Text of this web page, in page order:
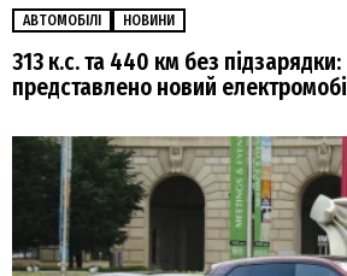
АВТОМОБІЛІ НОВИНИ
313 к.с. та 440 км без підзарядки:
представлено новий